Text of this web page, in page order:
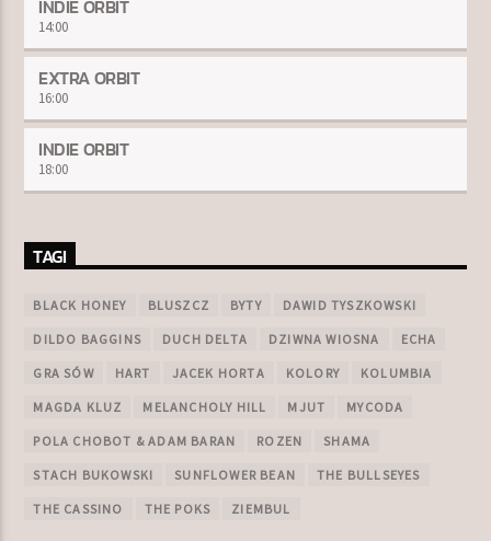
INDIE ORBIT
14:00
EXTRA ORBIT
16:00
INDIE ORBIT
18:00
TAGI
BLACK HONEY BLUSZCZ BYTY DAWID TYSZKOWSKI
DILDO BAGGINS DUCH DELTA DZIWNA WIOSNA ECHA
GRA SÓW HART JACEK HORTA KOLORY KOLUMBIA
MAGDA KLUZ MELANCHOLY HILL MJUT MYCODA
POLA CHOBOT & ADAM BARAN ROZEN SHAMA
STACH BUKOWSKI SUNFLOWER BEAN THE BULLSEYES
THE CASSINO THE POKS ZIEMBUL